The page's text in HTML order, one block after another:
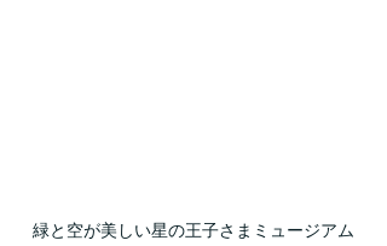
緑と空が美しい星の王子さまミュージアム